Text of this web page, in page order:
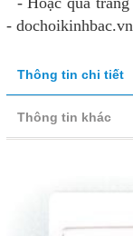
- dochoikinhbac.vn
Thông tin chi tiết
Thông tin khác